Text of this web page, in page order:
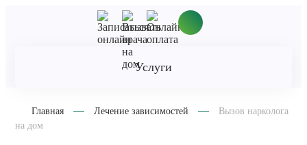
Услуги
Главная Лечение зависимостей
Вызов нарколога
на дом